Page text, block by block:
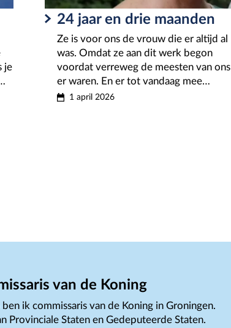
je
24 jaar en drie maanden
Ze is voor ons de vrouw die er altijd al
was. Omdat ze aan dit werk begon
voordat verreweg de meesten van ons
er waren. En er tot vandaag mee…
1 april 2026
van de Koning
ik commissaris van de Koning in Groningen.
Provinciale Staten en Gedeputeerde Staten.